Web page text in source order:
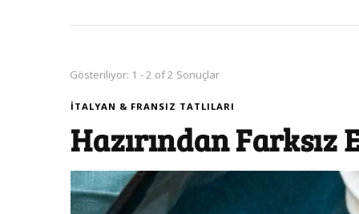
Gösteriliyor: 1 - 2 of 2 Sonuçlar
İTALYAN & FRANSIZ TATLILARI
Hazırından Farksız